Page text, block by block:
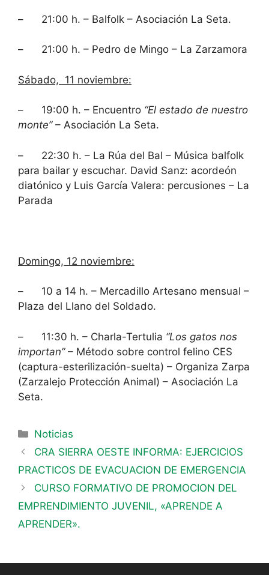
– 21:00 h. – Balfolk – Asociación La Seta.
– 21:00 h. – Pedro de Mingo – La Zarzamora
Sábado, 11 noviembre:
– 19:00 h. – Encuentro “El estado de nuestro
monte”– Asociación La Seta.
– 22:30 h. – La Rúa del Bal – Música balfolk
para bailar y escuchar. David Sanz: acordeón
diatónico y Luis García Valera: percusiones – La
Parada
Domingo, 12 noviembre:
– 10 a 14 h. – Mercadillo Artesano mensual –
Plaza del Llano del Soldado.
– 11:30 h. – Charla-Tertulia “Los gatos nos
importan” – Método sobre control felino CES
(captura-esterilización-suelta) – Organiza Zarpa
(Zarzalejo Protección Animal) – Asociación La
Seta.
Noticias
CRA SIERRA OESTE INFORMA: EJERCICIOS
PRACTICOS DE EVACUACION DE EMERGENCIA
CURSO FORMATIVO DE PROMOCION DEL
EMPRENDIMIENTO JUVENIL, «APRENDE A
APRENDER».